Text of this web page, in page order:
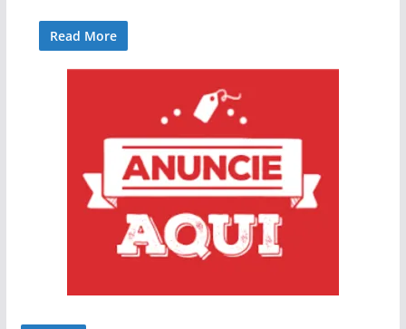
Read More